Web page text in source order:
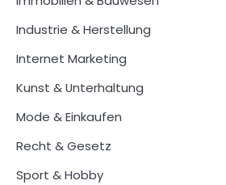
Industrie & Herstellung
Internet Marketing
Kunst & Unterhaltung
Mode & Einkaufen
Recht & Gesetz
Sport & Hobby